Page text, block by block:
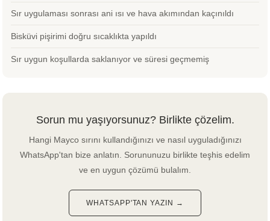
Sır uygulaması sonrası ani ısı ve hava akımından kaçınıldı
Bisküvi pişirimi doğru sıcaklıkta yapıldı
Sır uygun koşullarda saklanıyor ve süresi geçmemiş
Sorun mu yaşıyorsunuz? Birlikte çözelim.
Hangi Mayco sırını kullandığınızı ve nasıl uyguladığınızı
WhatsApp'tan bize anlatın. Sorununuzu birlikte teşhis edelim
ve en uygun çözümü bulalım.
WHATSAPP'TAN YAZIN →